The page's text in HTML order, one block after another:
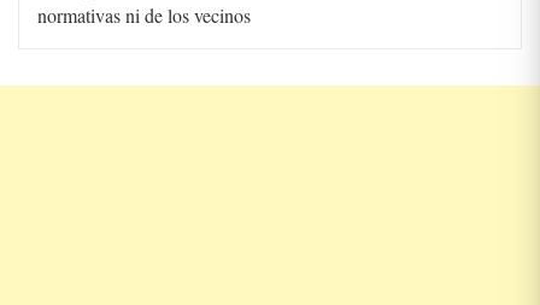
normativas ni de los vecinos